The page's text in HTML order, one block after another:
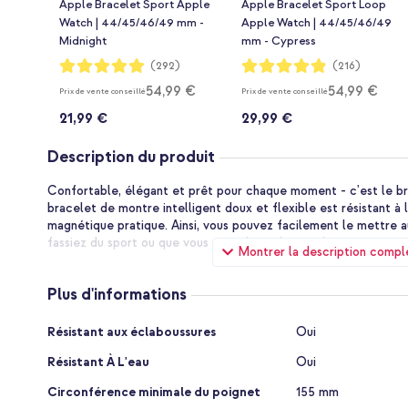
Apple Bracelet Sport Apple
Watch | 44/45/46/49 mm -
Midnight
Notation:
99%
(292)
Prix de vente conseillé54,99 €
21,99 €
Apple Bracelet Sport Loop
Apple Watch | 44/45/46/49
mm - Cypress
Notation:
97%
(216)
Prix de vente conseillé54,99 €
29,99 €
Description du produit
Montrer la description
Confortable, élégant et prêt pour chaque moment - c'est le
bracelet de montre intelligent doux et flexible est résistant à
magnétique pratique. Ainsi, vous pouvez facilement le mettre
fassiez du sport ou que vous vous détendiez sur le canapé.
Matériau en silicone doux et flexible pour un confort
Inclus 1 an de garantie
Plus d'informations
Plus
Résistant aux éclaboussures
Oui
Résistant À L'eau
Oui
Circonférence minimale du poignet
155 mm